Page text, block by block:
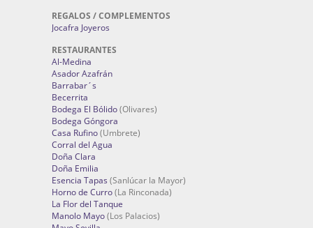
REGALOS / COMPLEMENTOS
Jocafra Joyeros
RESTAURANTES
Al-Medina
Asador Azafrán
Barrabar´s
Becerrita
Bodega El Bólido(Olivares)
Bodega Góngora
Casa Rufino(Umbrete)
Corral del Agua
Doña Clara
Doña Emilia
Esencia Tapas (Sanlúcar la Mayor)
Horno de Curro(La Rinconada)
La Flor del Tanque
Manolo Mayo(Los Palacios)